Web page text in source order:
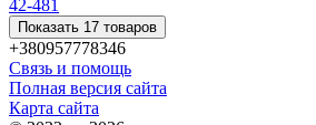
42-481
Показать 17 товаров
+380957778346
Связь и помощь
Полная версия сайта
Карта сайта